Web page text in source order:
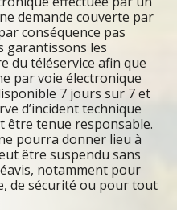
demande couverte par
conséquence pas
garantissons les
du téléservice afin que
par voie électronique
7 jours sur 7 et
d’incident technique
être tenue responsable.
pourra donner lieu à
être suspendu sans
notamment pour
de sécurité ou pour tout